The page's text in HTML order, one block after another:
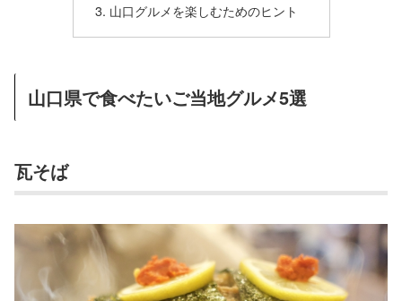
山口グルメを楽しむためのヒント
山口県で食べたいご当地グルメ5選
瓦そば